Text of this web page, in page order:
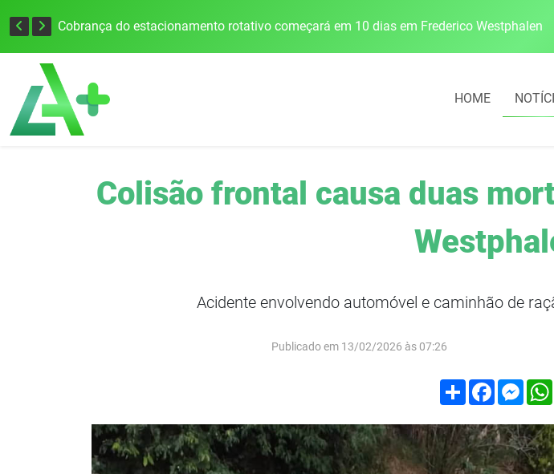
Cobrança do estacionamento rotativo começará em 10 dias em Frederico Westphalen
HOME
Colisão frontal causa duas
Acidente envolvendo automóvel e caminhão de
Publicado em 13/02/2026 às 07:26
Compartilhar
Facebook